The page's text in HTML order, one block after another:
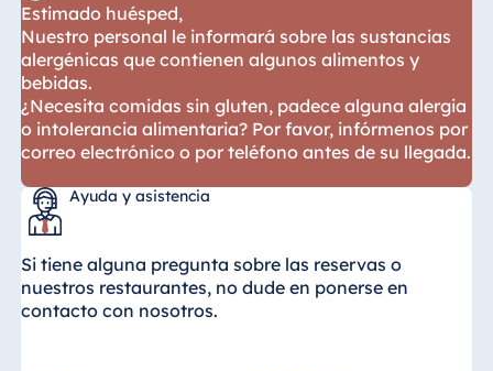
Estimado huésped,
Nuestro personal le informará sobre las sustancias
alergénicas que contienen algunos alimentos y
bebidas.
¿Necesita comidas sin gluten, padece alguna alergia
o intolerancia alimentaria? Por favor, infórmenos por
correo electrónico o por teléfono antes de su llegada.
Ayuda y asistencia
Si tiene alguna pregunta sobre las reservas o
nuestros restaurantes, no dude en ponerse en
contacto con nosotros.